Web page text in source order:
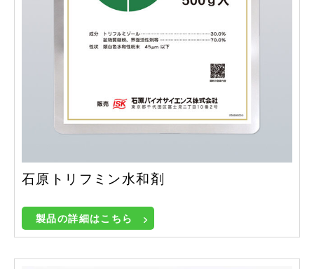
石原トリフミン水和剤
製品の詳細はこちら